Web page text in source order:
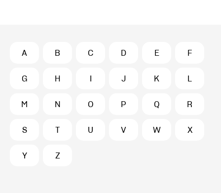
A B C D E F
G H I J K L
M N O P Q R
S T U V W X
Y Z